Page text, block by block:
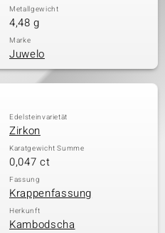
Metallgewicht
4,48 g
Marke
Juwelo
Edelsteinvarietät
Zirkon
Karatgewicht Summe
0,047 ct
Fassung
Krappenfassung
Herkunft
Kambodscha